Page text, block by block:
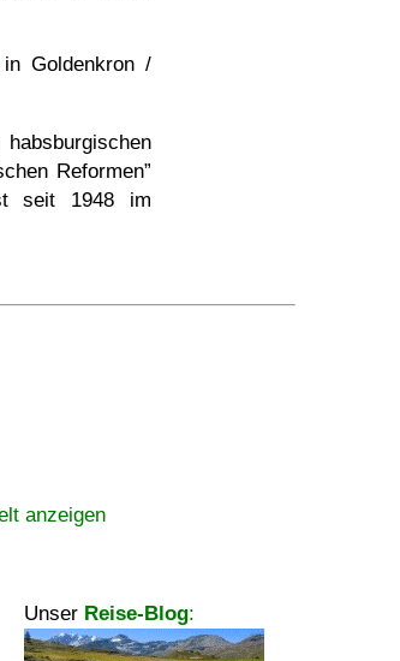
in Goldenkron /
Reformen
seit 1948 im
anzeigen
Unser Reise-Blog: